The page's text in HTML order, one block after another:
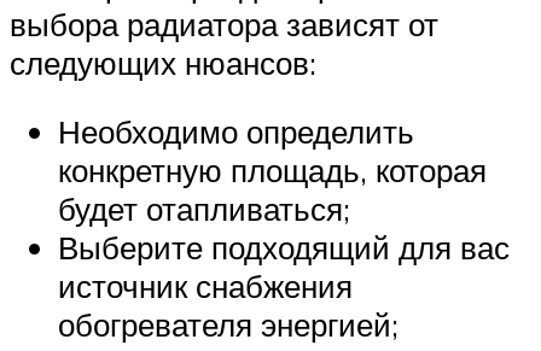
выбора радиатора зависят от
следующих нюансов:
Необходимо определить
конкретную площадь, которая
будет отапливаться;
Выберите подходящий для вас
источник снабжения
обогревателя энергией;